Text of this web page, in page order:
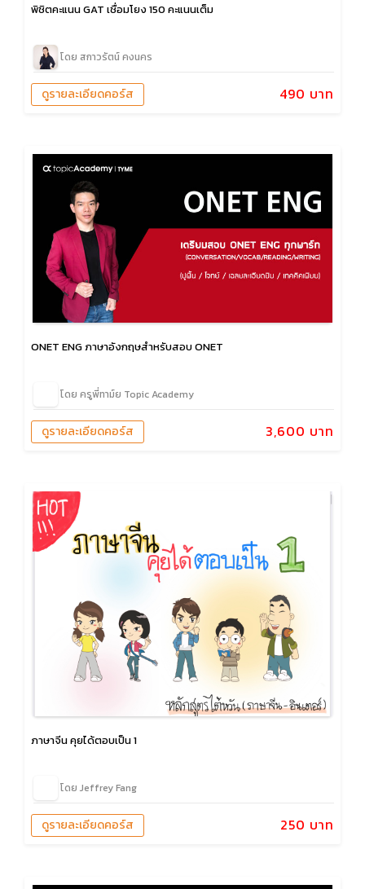
พิชิตคะแนน GAT เชื่อมโยง 150 คะแนนเต็ม
โดย สกาวรัตน์ คงนคร
490 บาท
ดูรายละเอียดคอร์ส
ONET ENG ภาษาอังกฤษสำหรับสอบ ONET
โดย ครูพี่ทาม์ย Topic Academy
3,600 บาท
ดูรายละเอียดคอร์ส
ภาษาจีน คุยได้ตอบเป็น 1
โดย Jeffrey Fang
250 บาท
ดูรายละเอียดคอร์ส